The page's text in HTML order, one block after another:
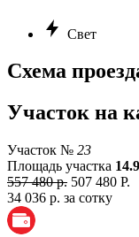
Свет
Схема
Участок на
Участок № 23
Площадь участка
557 480 р. 507 480 Р.
34 036 р. за сотку